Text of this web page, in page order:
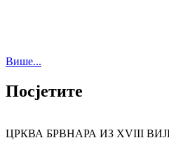
Више...
Посјетите
ЦРКВА БРВНАРА ИЗ XVIII